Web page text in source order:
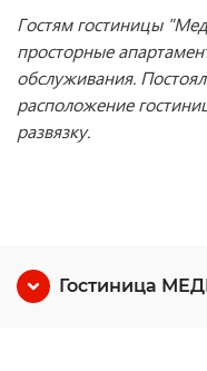
Гостям гостиницы
просторные
обслуживания.
расположение
развязку.
Гостиница